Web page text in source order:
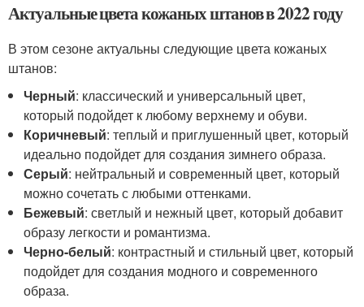
Актуальные цвета кожаных штанов в 2022 году
В этом сезоне актуальны следующие цвета кожаных
штанов:
Черный: классический и универсальный цвет,
который подойдет к любому верхнему и обуви.
Коричневый: теплый и приглушенный цвет, который
идеально подойдет для создания зимнего образа.
Серый: нейтральный и современный цвет, который
можно сочетать с любыми оттенками.
Бежевый: светлый и нежный цвет, который добавит
образу легкости и романтизма.
Черно-белый: контрастный и стильный цвет, который
подойдет для создания модного и современного
образа.